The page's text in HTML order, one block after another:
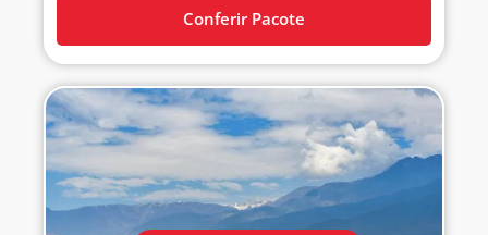
Conferir Pacote